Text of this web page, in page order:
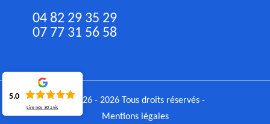
04 82 29 35 29
07 77 31 56 58
©2026 - 2026 Tous droits réservés -
Mentions légales
5.0
Lire nos30 avis